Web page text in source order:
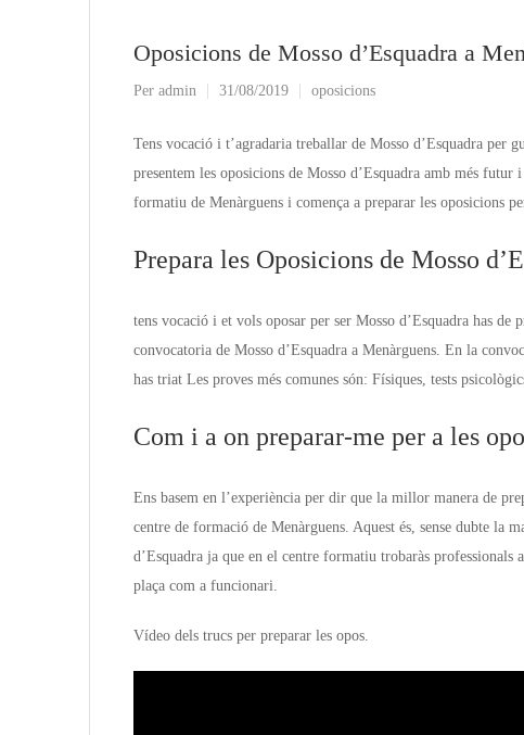
Oposicions de Mosso d’Esquadra a
Per admin 31/08/2019 oposicions
Tens vocació i t’agradaria treballar de Mosso d’Esquadra per
presentem les oposicions de Mosso d’Esquadra amb més
formatiu de Menàrguens i comença a preparar les oposicions
Prepara les Oposicions de Mosso
tens vocació i et vols oposar per ser Mosso d’Esquadra has
convocatoria de Mosso d’Esquadra a Menàrguens. En la
has triat Les proves més comunes són: Físiques, tests
Com i a on preparar-me per a les
Ens basem en l’experiència per dir que la millor manera de
centre de formació de Menàrguens. Aquest és, sense dubte la
d’Esquadra ja que en el centre formatiu trobaràs professionals
plaça com a funcionari.
Vídeo dels trucs per preparar les opos.